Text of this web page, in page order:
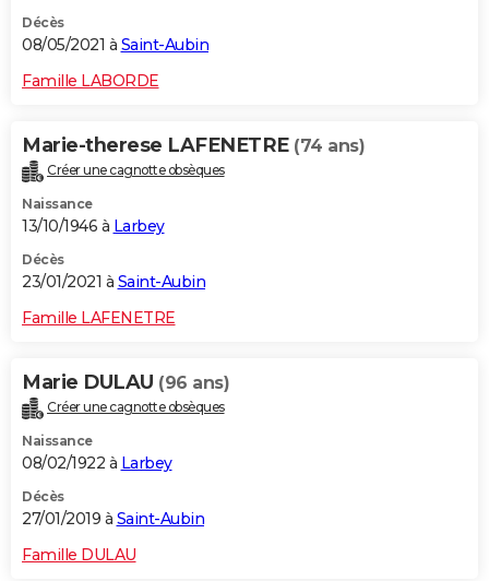
Décès
08/05/2021 à Saint-Aubin
Famille LABORDE
Marie-therese LAFENETRE (74 ans)
Créer une cagnotte obsèques
Naissance
13/10/1946 à Larbey
Décès
23/01/2021 à Saint-Aubin
Famille LAFENETRE
Marie DULAU (96 ans)
Créer une cagnotte obsèques
Naissance
08/02/1922 à Larbey
Décès
27/01/2019 à Saint-Aubin
Famille DULAU